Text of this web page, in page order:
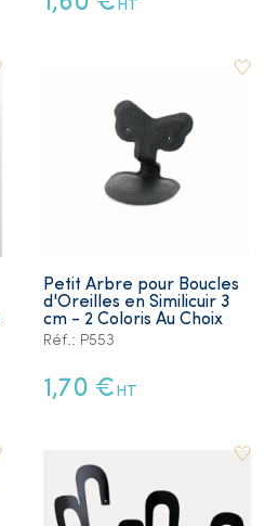
HT
Petit Arbre pour Boucles
d'Oreilles en Similicuir 3
cm - 2 Coloris Au Choix
Réf.: P553
1,70 € HT